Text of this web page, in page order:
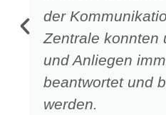
der
Zentrale konnten
und Anliegen
beantwortet und
werden.